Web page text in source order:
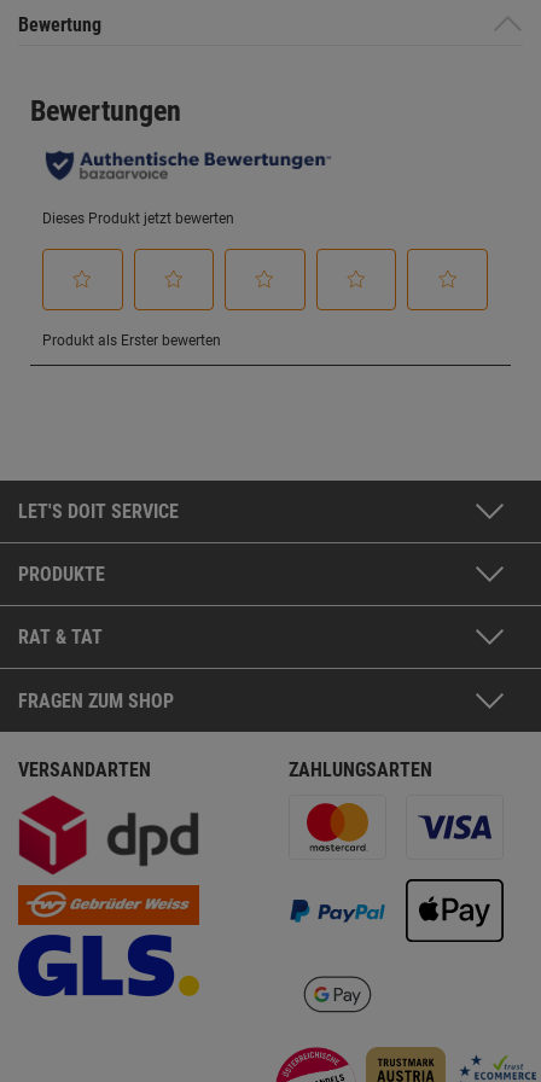
Bewertung
LET'S DOIT SERVICE
PRODUKTE
RAT & TAT
FRAGEN ZUM SHOP
VERSANDARTEN ZAHLUNGSARTEN